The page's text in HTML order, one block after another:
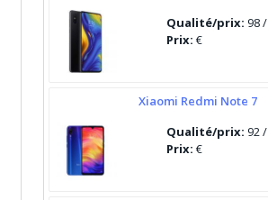
Qualité/prix:98
Prix:€
Xiaomi Redmi Note 7
Qualité/prix:92
Prix:€